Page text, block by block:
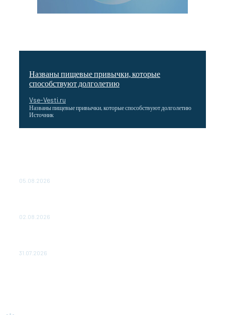
Названы пищевые привычки, которые
способствуют долголетию
Vse-Vesti.ru
Названы пищевые привычки, которые способствуют долголетию
Источник
05.08.2026
02.08.2026
31.07.2026